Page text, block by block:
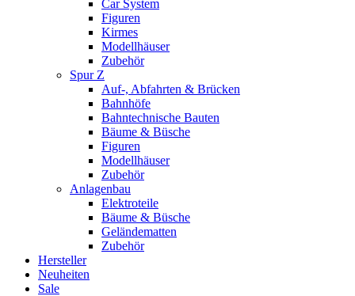
Car System
Figuren
Kirmes
Modellhäuser
Zubehör
Spur Z
Auf-, Abfahrten & Brücken
Bahnhöfe
Bahntechnische Bauten
Bäume & Büsche
Figuren
Modellhäuser
Zubehör
Anlagenbau
Elektroteile
Bäume & Büsche
Geländematten
Zubehör
Hersteller
Neuheiten
Sale